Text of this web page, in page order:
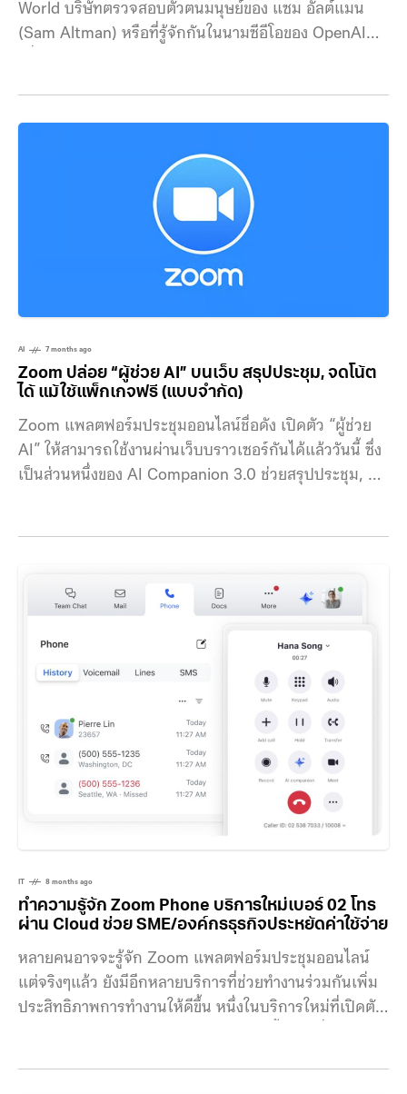
World บริษัทตรวจสอบตัวตนมนุษย์ของ แซม อัลต์แมน
(Sam Altman) หรือที่รู้จักกันในนามซีอีโอของ OpenAI
ดีนำไปใช้ในทางที่ผิดเช่นกัน หนึ่งในตัวอย่างชัดเจนคือ
เทคโนโลยี Deepfake ที่ใช้ AI ปลอมแปลงได้ทั้งใบหน้า
และเสียงของบุคคล กรณีที่เคยเกิดขึ้นจริงกับบริษัท
วิศวกรรม Arup ต้องสูญเงินกว่า 25 ล้านเหรียญ
AI 7 months ago
Zoom ปล่อย “ผู้ช่วย AI” บนเว็บ สรุปประชุม, จดโน้ต
ได้ แม้ใช้แพ็กเกจฟรี (แบบจำกัด)
Zoom แพลตฟอร์มประชุมออนไลน์ชื่อดัง เปิดตัว “ผู้ช่วย
AI” ให้สามารถใช้งานผ่านเว็บบราวเซอร์กันได้แล้ววันนี้ ซึ่ง
เป็นส่วนหนึ่งของ AI Companion 3.0 ช่วยสรุปประชุม, จด
ระหว่างประชุม และการจดโน้ตด้วย AI นอกจากนี้
IT 8 months ago
ทำความรู้จัก Zoom Phone บริการใหม่เบอร์ 02 โทร
ผ่าน Cloud ช่วย SME/องค์กรธุรกิจประหยัดค่าใช้จ่าย
หลายคนอาจจะรู้จัก Zoom แพลตฟอร์มประชุมออนไลน์
แต่จริงๆแล้ว ยังมีอีกหลายบริการที่ช่วยทำงานร่วมกันเพิ่ม
ประสิทธิภาพการทำงานให้ดีขึ้น หนึ่งในบริการใหม่ที่เปิดตัว